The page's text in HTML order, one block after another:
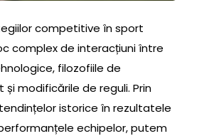
competitive în sport
complex de interacțiuni între
filozofiile de
modificările de reguli. Prin
istorice în rezultatele
echipelor, putem